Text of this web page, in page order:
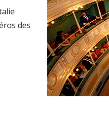
des